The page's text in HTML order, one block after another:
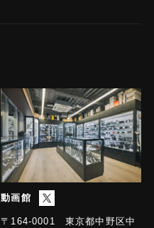
動画館
〒164-0001 東京都中野区中